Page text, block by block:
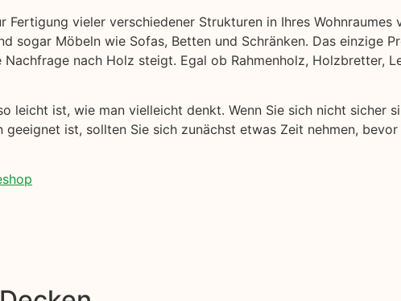
vieler verschiedener Strukturen in Ihres Wohnraumes
sogar Möbeln wie Sofas, Betten und Schränken. Das einzige
nach Holz steigt. Egal ob Rahmenholz, Holzbretter,
leicht ist, wie man vielleicht denkt. Wenn Sie sich nicht sicher
ist, sollten Sie sich zunächst etwas Zeit nehmen,